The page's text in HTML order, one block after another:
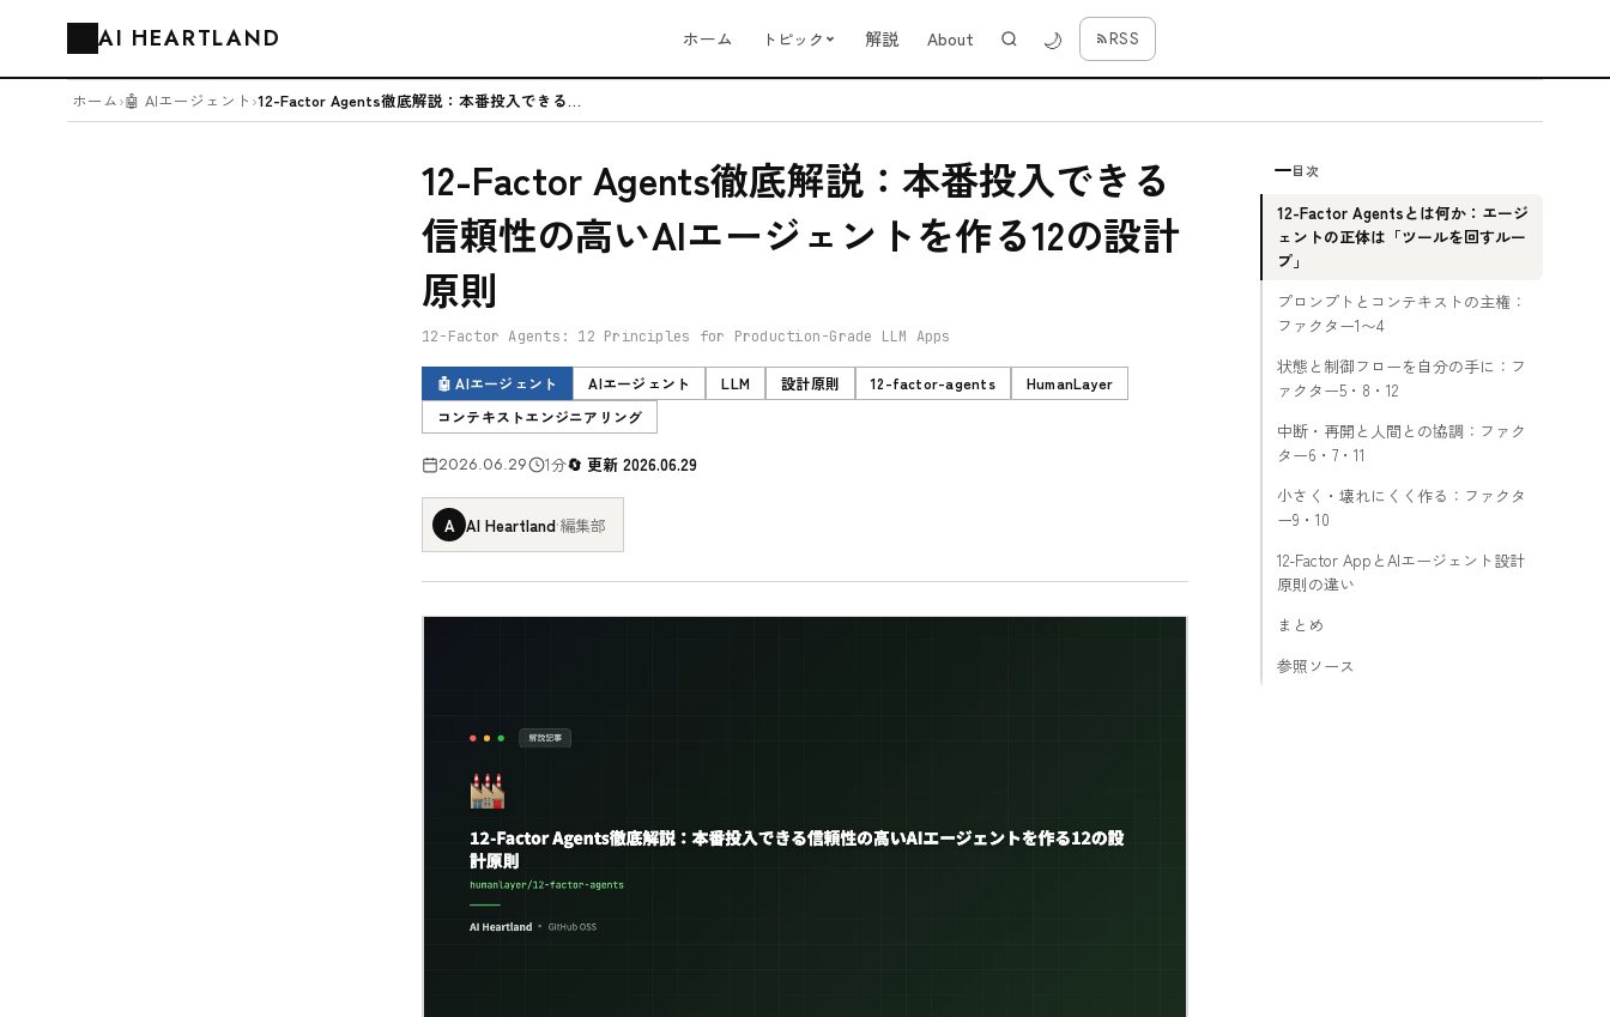
AI HEARTLAND ホーム トピック 解説 About 🌙 RSS
ホーム›🤖 AIエージェント › 12-Factor Agents徹底解説：本番投入できる信頼性の高いAIエ...
12-Factor Agents徹底解説：本番投入できる
信頼性の高いAIエージェントを作る12の設計
原則
12-Factor Agents: 12 Principles for Production-Grade LLM Apps
🤖 AIエージェント AIエージェント LLM 設計原則 12-factor-agents
HumanLayer
コンテキストエンジニアリング
2026.06.29 1分 更新 2026.06.29
A AI Heartland·編集部
目次
12-Factor Agentsとは何か：エージ
ェントの正体は「ツールを回すルー
プ」
プロンプトとコンテキストの主権：
ファクター1〜4
状態と制御フローを自分の手に：フ
ァクター5・8・12
中断・再開と人間との協調：ファク
ター6・7・11
小さく・壊れにくく作る：ファクタ
ー9・10
12-Factor AppとAIエージェント設計
原則の違い
まとめ
参照ソース